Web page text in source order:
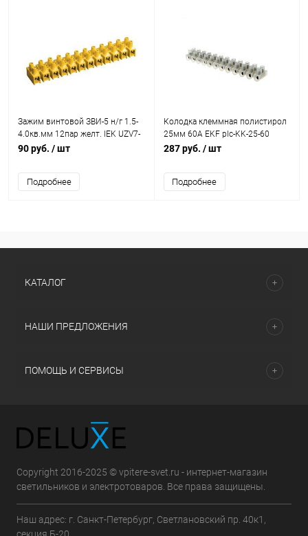
Зажим винтовой ЗВИ-5 н/г 1.5-
4.0кв.мм 12пар желт. IEK UZV7-
005-04
90 руб. / шт
Подробнее
Колодка клеммная полистирол
25мм 60А EKF plc-KK-25-60
287 руб. / шт
Подробнее
КАТАЛОГ
НАШИ ПРЕДЛОЖЕНИЯ
ПОМОЩЬ И СЕРВИСЫ
Copyright 2016-2025 © vpitere-svet.ru - интернет-магазин
светильников и электротоваров. Все права защищены.
Наш адрес: г. Санкт-Петербург, Светлановский пр. 40к1,